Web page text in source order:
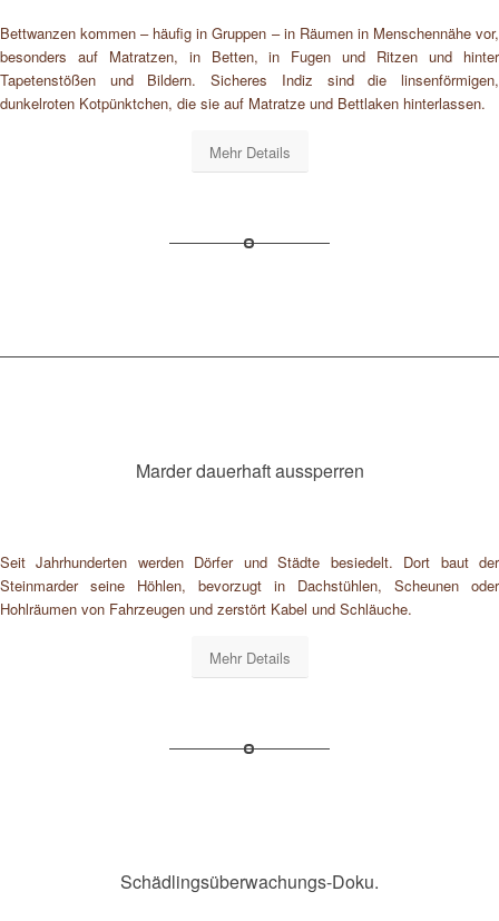
Bettwanzen kommen – häufig in Gruppen – in Räumen in Menschennähe vor,
besonders auf Matratzen, in Betten, in Fugen und Ritzen und hinter
Tapetenstößen und Bildern. Sicheres Indiz sind die linsenförmigen,
dunkelroten Kotpünktchen, die sie auf Matratze und Bettlaken hinterlassen.
Mehr Details
Marder dauerhaft aussperren
Seit Jahrhunderten werden Dörfer und Städte besiedelt. Dort baut der
Steinmarder seine Höhlen, bevorzugt in Dachstühlen, Scheunen oder
Hohlräumen von Fahrzeugen und zerstört Kabel und Schläuche.
Mehr Details
Schädlingsüberwachungs-Doku.